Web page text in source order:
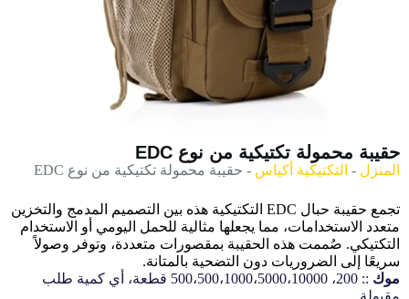
حقيبة محمولة تكتيكية من نوع EDC
المنزل - التكتيكية أكياس - حقيبة محمولة تكتيكية من نوع EDC
تجمع حقيبة حبال EDC التكتيكية هذه بين التصميم المدمج والتخزين
متعدد الاستخدامات، مما يجعلها مثالية للحمل اليومي أو الاستخدام
التكتيكي. صُممت هذه الحقيبة بمقصورات متعددة، وتوفر وصولاً
سريعًا إلى الضروريات دون التضحية بالمتانة.
موك
:: 200، 500،500،1000،5000،10000 قطعة، أي كمية طلب